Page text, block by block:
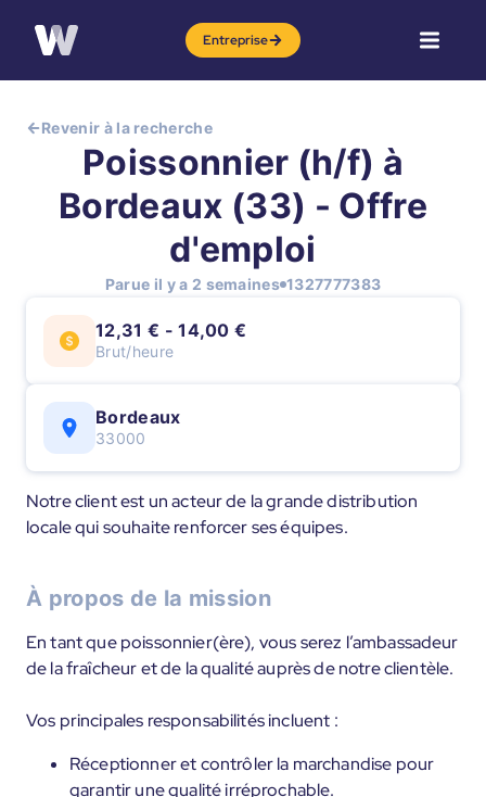
Entreprise
Revenir à la recherche
Poissonnier (h/f) à
Bordeaux (33) - Offre
d'emploi
Parue il y a 2 semaines 1327777383
12,31 € - 14,00 €
Brut/heure
Bordeaux
33000
Notre client est un acteur de la grande distribution
locale qui souhaite renforcer ses équipes.
À propos de la mission
En tant que poissonnier(ère), vous serez l’ambassadeur
de la fraîcheur et de la qualité auprès de notre clientèle.
Vos principales responsabilités incluent :
Réceptionner et contrôler la marchandise pour
garantir une qualité irréprochable.